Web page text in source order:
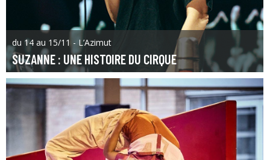
du 14 au 15/11 - L’Azimut
SUZANNE : UNE HISTOIRE DU CIRQUE